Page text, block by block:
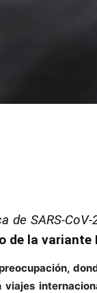
de SARS-CoV-
de la